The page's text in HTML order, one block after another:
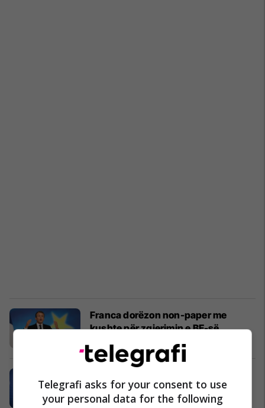
Franca dorëzon non-paper me
kushte për zgjerimin e BE-së
Shqipëria larg negociatave
Shqipëri 31/07/2019
Telegrafi asks for your consent to use
your personal data for the following